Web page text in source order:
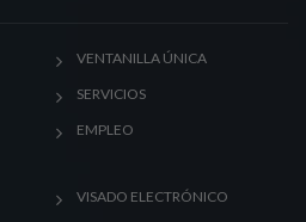
VENTANILLA ÚNICA
SERVICIOS
EMPLEO
VISADO ELECTRÓNICO